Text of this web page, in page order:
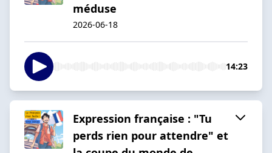
méduse
2026-06-18
14:23
Expression française : "Tu
perds rien pour attendre" et